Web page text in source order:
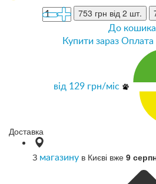
753 грн від 2 шт.
До кошика
Купити зараз Оплата
від 129 грн/міс
Доставка
З магазину в Києві вже 9